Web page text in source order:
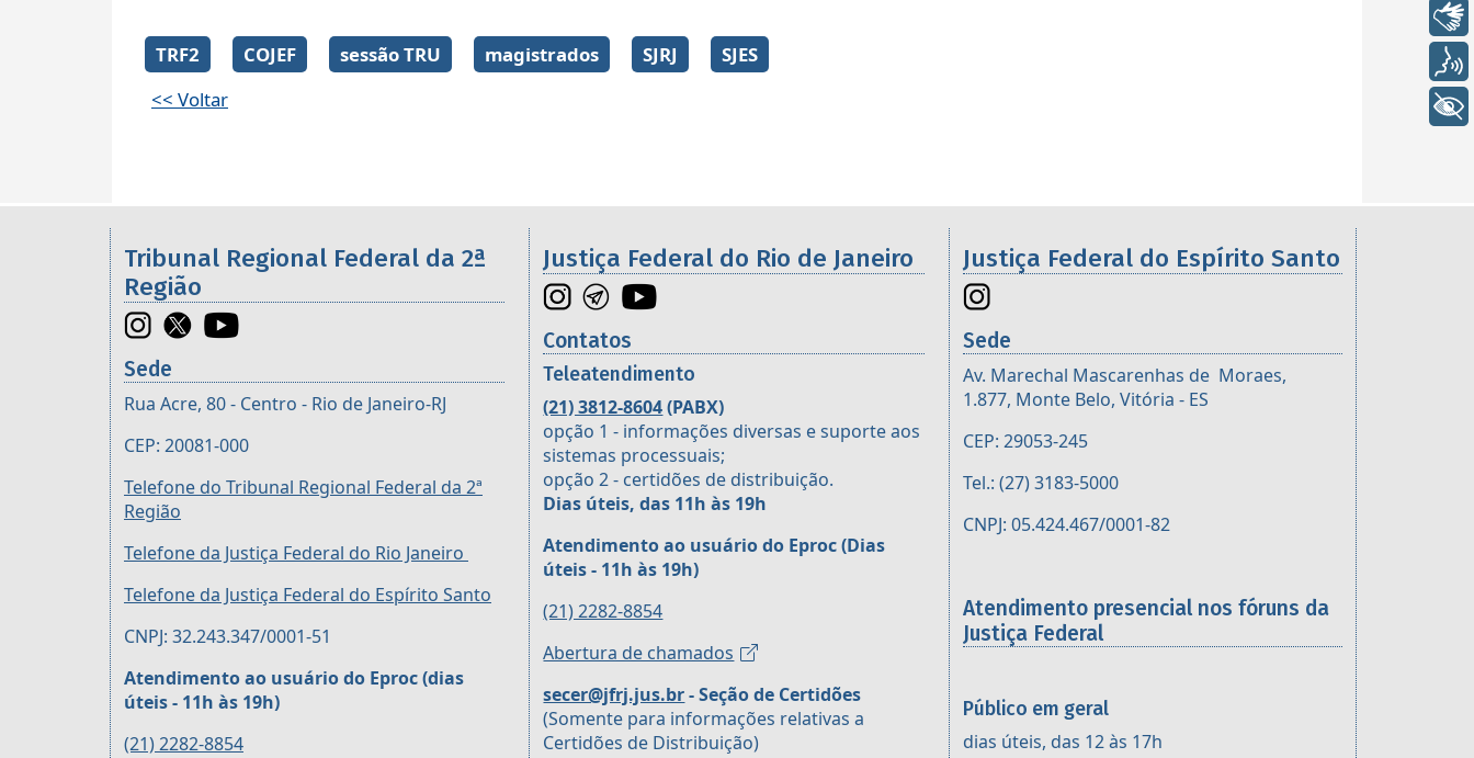
Galeria de imagens
TRF2
COJEF sessão TRU magistrados SJRJ
SJES
<< Voltar
Informações úteis sobre os órgãos da 2ª Região
Tribunal Regional Federal da 2ª
Região
Sede
Rua Acre, 80 - Centro - Rio de Janeiro-RJ
CEP: 20081-000
Telefone do Tribunal Regional Federal da 2ª
Região
Telefone da Justiça Federal do Rio Janeiro
Telefone da Justiça Federal do Espírito Santo
CNPJ: 32.243.347/0001-51
Atendimento ao usuário do Eproc (dias
úteis - 11h às 19h)
(21) 2282-8854
Justiça Federal do Rio de Janeiro
Contatos
Teleatendimento
(21) 3812-8604(PABX)
opção 1 - informações diversas e suporte aos
sistemas processuais;
opção 2 - certidões de distribuição.
Dias úteis, das 11h às 19h
Atendimento ao usuário do Eproc (Dias
úteis - 11h às 19h)
(21) 2282-8854
Abertura de chamados
secer@jfrj.jus.br- Seção de Certidões
(Somente para informações relativas a
Certidões de Distribuição)
Justiça Federal do Espírito Santo
Sede
Av. Marechal Mascarenhas de Moraes,
1.877, Monte Belo, Vitória - ES
CEP: 29053-245
Tel.: (27) 3183-5000
CNPJ: 05.424.467/0001-82
Atendimento presencial nos fóruns da
Justiça Federal
Público em geral
dias úteis, das 12 às 17h